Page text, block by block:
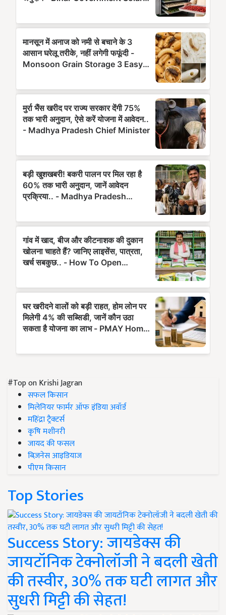
#Top on Krishi Jagran
सफल किसान
मिलेनियर फार्मर ऑफ इंडिया अवॉर्ड
महिंद्रा ट्रैक्टर्स
कृषि मशीनरी
जायद की फसल
बिज़नेस आइडियाज
पीएम किसान
Top Stories
Success Story: जायडेक्स की
जायटॉनिक टेक्नोलॉजी ने बदली खेती
की तस्वीर, 30% तक घटी लागत और
सुधरी मिट्टी की सेहत!